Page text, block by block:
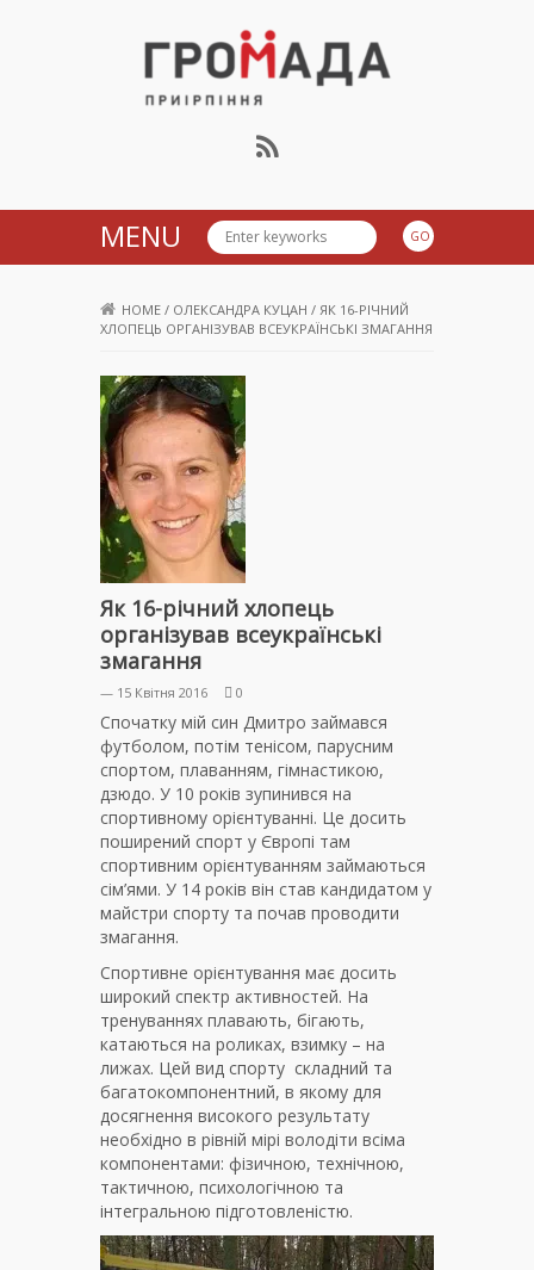
Громада Приірпіння
MENU
HOME / ОЛЕКСАНДРА КУЦАН / ЯК 16-РІЧНИЙ
ХЛОПЕЦЬ ОРГАНІЗУВАВ ВСЕУКРАЇНСЬКІ ЗМАГАННЯ
Як 16-річний хлопець
організував всеукраїнські
змагання
— 15 Квітня 2016 0
Спочатку мій син Дмитро займався
футболом, потім тенісом, парусним
спортом, плаванням, гімнастикою,
дзюдо. У 10 років зупинився на
спортивному орієнтуванні. Це досить
поширений спорт у Європі там
спортивним орієнтуванням займаються
сім’ями. У 14 років він став кандидатом у
майстри спорту та почав проводити
змагання.
Спортивне орієнтування має досить
широкий спектр активностей. На
тренуваннях плавають, бігають,
катаються на роликах, взимку – на
лижах. Цей вид спорту складний та
багатокомпонентний, в якому для
досягнення високого результату
необхідно в рівній мірі володіти всіма
компонентами: фізичною, технічною,
тактичною, психологічною та
інтегральною підготовленістю.